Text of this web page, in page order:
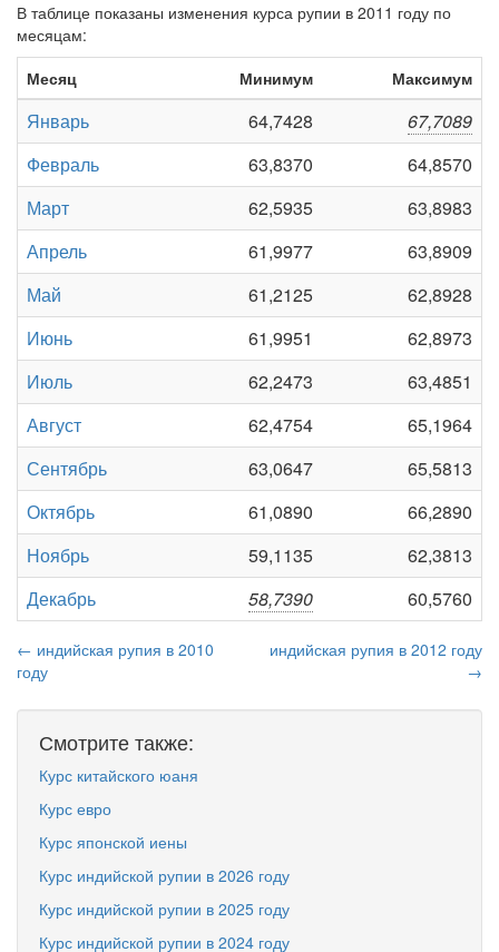
В таблице показаны изменения курса рупии в 2011 году по
месяцам:
Месяц
Минимум Максимум
Январь 64,7428
67,7089
Февраль
63,8370
64,8570
Март
62,5935
63,8983
Апрель
61,9977
63,8909
Май
61,2125
62,8928
Июнь
61,9951
62,8973
Июль
62,2473
63,4851
Август
62,4754
65,1964
Сентябрь
63,0647
65,5813
Октябрь
61,0890
66,2890
Ноябрь
59,1135
62,3813
Декабрь
58,7390 60,5760
← индийская рупия в 2010
году
индийская рупия в 2012 году
→
Смотрите также:
Курс китайского юаня
Курс евро
Курс японской иены
Курс индийской рупии в 2026 году
Курс индийской рупии в 2025 году
Курс индийской рупии в 2024 году